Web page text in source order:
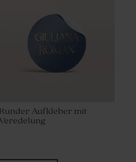
Runder Aufkleber mit
Veredelung